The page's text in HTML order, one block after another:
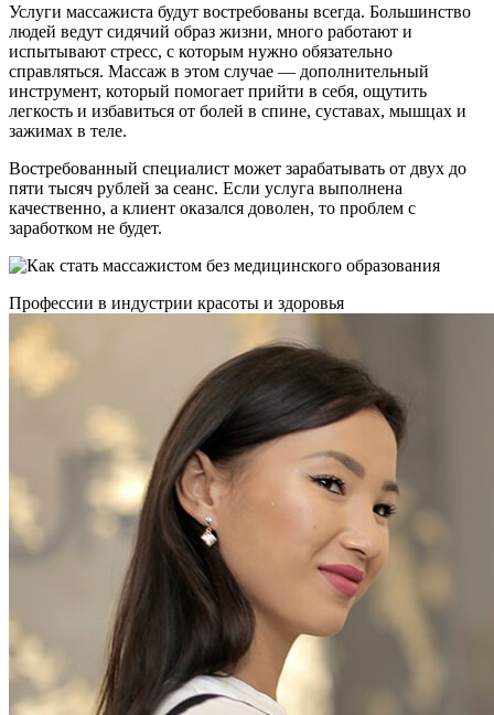
Услуги массажиста будут востребованы всегда. Большинство
людей ведут сидячий образ жизни, много работают и
испытывают стресс, с которым нужно обязательно
справляться. Массаж в этом случае — дополнительный
инструмент, который помогает прийти в себя, ощутить
легкость и избавиться от болей в спине, суставах, мышцах и
зажимах в теле.
Востребованный специалист может зарабатывать от двух до
пяти тысяч рублей за сеанс. Если услуга выполнена
качественно, а клиент оказался доволен, то проблем с
заработком не будет.
Профессии в индустрии красоты и здоровья